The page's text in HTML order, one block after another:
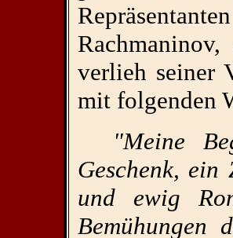
verlieh seiner
mit folgenden
"Meine
Geschenk,
und ewig
Bemühungen